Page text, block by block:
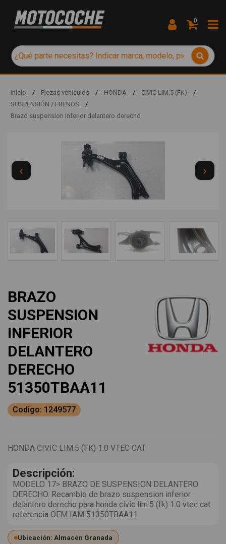
0
Inicio / Piezas vehículos / HONDA / CIVIC LIM.5 (FK)
/
SUSPENSIÓN / FRENOS
/
Brazo suspension inferior delantero derecho
‹ ›
BRAZO
SUSPENSION
INFERIOR
DELANTERO
DERECHO
51350TBAA11
Codigo: 1249577
HONDA CIVIC LIM.5 (FK) 1.0 VTEC CAT
Descripción:
MODELO 17> BRAZO DE SUSPENSION DELANTERO
DERECHO. Recambio de brazo suspension inferior
delantero derecho para honda civic lim.5 (fk) 1.0 vtec cat
referencia OEM IAM 51350TBAA11
Ubicación: Almacén Granada